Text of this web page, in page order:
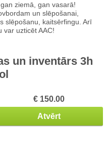
ziemā, gan vasarā!
un slēpošanai,
slēpošanu, kaitsērfingu. Arī
var uzticēt AAC!
un inventārs 3h
€ 150.00
Atvērt